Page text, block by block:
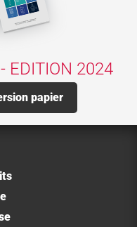
EDITION 2024
papier